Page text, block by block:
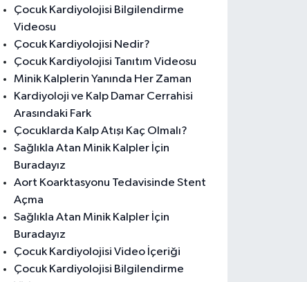
Çocuk Kardiyolojisi Bilgilendirme
Videosu
Çocuk Kardiyolojisi Nedir?
Çocuk Kardiyolojisi Tanıtım Videosu
Minik Kalplerin Yanında Her Zaman
Kardiyoloji ve Kalp Damar Cerrahisi
Arasındaki Fark
Çocuklarda Kalp Atışı Kaç Olmalı?
Sağlıkla Atan Minik Kalpler İçin
Buradayız
Aort Koarktasyonu Tedavisinde Stent
Açma
Sağlıkla Atan Minik Kalpler İçin
Buradayız
Çocuk Kardiyolojisi Video İçeriği
Çocuk Kardiyolojisi Bilgilendirme